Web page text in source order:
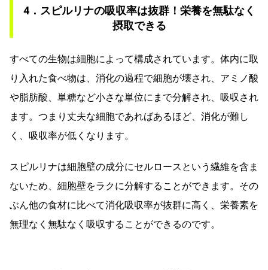
4．スピルリナの吸収率は抜群！栄養を無駄なく
摂取できる
すべての生物は細胞によって構成されています。体内に取
り入れた食べ物は、消化の過程で細胞が壊され、アミノ酸
や脂肪酸、単糖など小さな単位にまで分解され、吸収され
ます。つまり丈夫な細胞であればあるほど、消化が難し
く、吸収率が低くなります。
スピルリナは細胞壁の成分にセルロースという繊維を含ま
ないため、細胞壁をラクに分解することができます。その
ぶん他の食材に比べて消化吸収率が抜群に高く、栄養素を
無理なく無駄なく吸収することができるのです。